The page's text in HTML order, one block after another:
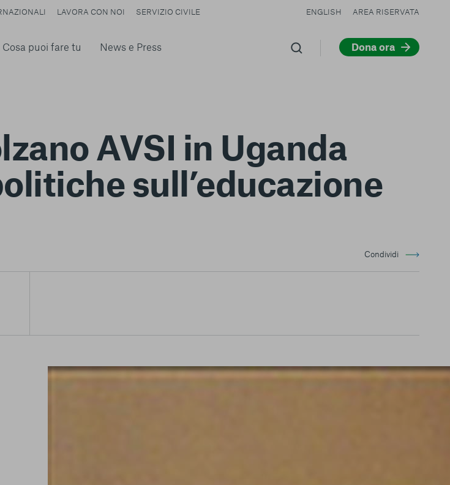
Cosa puoi fare tu News e Press Dona ora
LAVORA CON NOI SERVIZIO CIVILE ENGLISH AREA RISERVATA
AVSI in Uganda
sull’educazione
Condividi